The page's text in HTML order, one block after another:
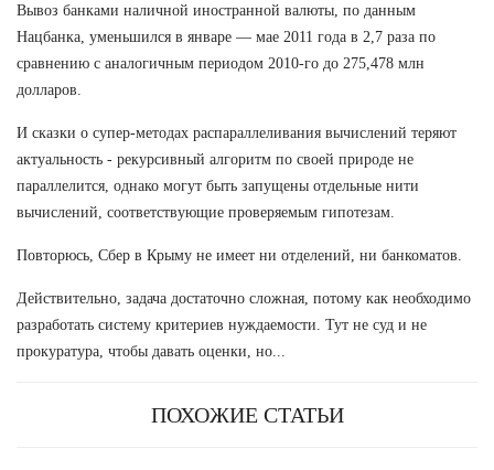
Вывоз банками наличной иностранной валюты, по данным
Нацбанка, уменьшился в январе — мае 2011 года в 2,7 раза по
сравнению с аналогичным периодом 2010-го до 275,478 млн
долларов.
И сказки о супер-методах распараллеливания вычислений теряют
актуальность - рекурсивный алгоритм по своей природе не
параллелится, однако могут быть запущены отдельные нити
вычислений, соответствующие проверяемым гипотезам.
Повторюсь, Сбер в Крыму не имеет ни отделений, ни банкоматов.
Действительно, задача достаточно сложная, потому как необходимо
разработать систему критериев нуждаемости. Тут не суд и не
прокуратура, чтобы давать оценки, но...
ПОХОЖИЕ СТАТЬИ